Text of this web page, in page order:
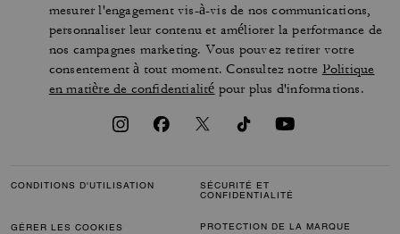
mesurer l'engagement vis-à-vis de nos communications,
personnaliser leur contenu et améliorer la performance de
nos campagnes marketing. Vous pouvez retirer votre
consentement à tout moment. Consultez notre Politique
en matière de confidentialité pour plus d'informations.
CONDITIONS D'UTILISATION
SÉCURITÉ ET
CONFIDENTIALITÉ
GÉRER LES COOKIES PROTECTION DE LA MARQUE